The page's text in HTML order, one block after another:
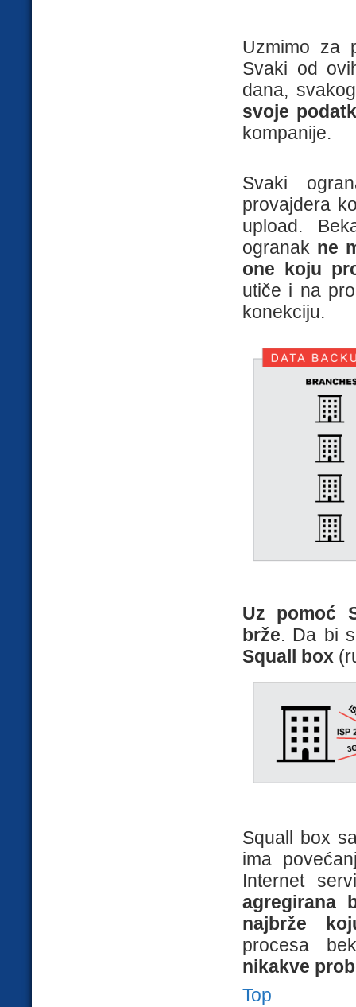
Uzmimo za
Svaki od
dana,
svoje
kompanije.
Svaki
provajdera
upload.
ogranak ne
one koju
utiče i na
konekciju.
Uz pomoć
brže. Da bi
Squall box
Squall box
ima
Internet
agregirana
najbrže
procesa
nikakve
Top